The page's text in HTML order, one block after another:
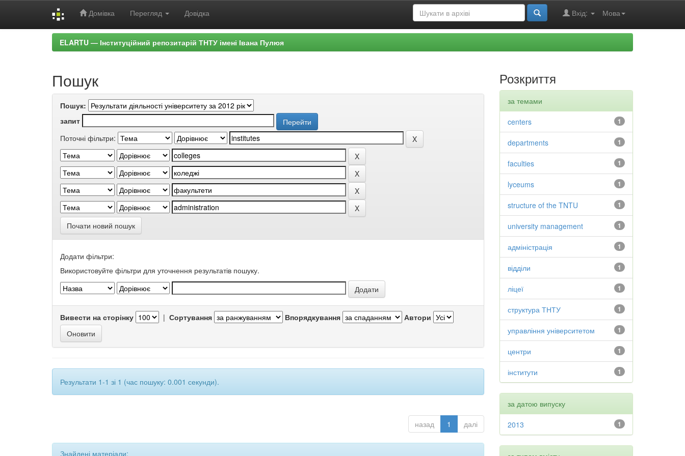
Домівка Перегляд Довідка Мова
Вхід:
ELARTU — Інституційний репозитарій ТНТУ імені Івана Пулюя
Пошук
Пошук:
запит
Поточні фільтри:
Почати новий пошук
Додати фільтри:
Використовуйте фільтри для уточнення результатів пошуку.
Вивести на сторінку | Сортування Впорядкування Автори
Результати 1-1 зі 1 (час пошуку: 0.001 секунди).
назад 1 далі
Знайдені матеріали:
Розкриття
за темами
1
centers
1
departments
1
faculties
1
lyceums
1
structure of the TNTU
1
university management
1
адміністрація
1
відділи
1
ліцеї
1
структура ТНТУ
1
управління університетом
1
центри
1
інститути
за датою випуску
1
2013